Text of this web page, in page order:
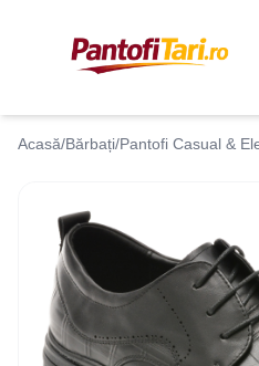
Acasă/Bărbați/Pantofi Casual &